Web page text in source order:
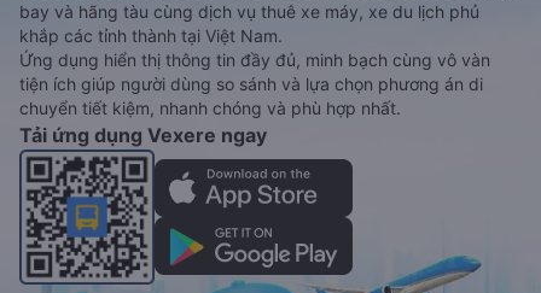
bay và hãng tàu cùng dịch vụ thuê xe máy, xe du lịch phủ
khắp các tỉnh thành tại Việt Nam.
Ứng dụng hiển thị thông tin đầy đủ, minh bạch cùng vô vàn
tiện ích giúp người dùng so sánh và lựa chọn phương án di
chuyển tiết kiệm, nhanh chóng và phù hợp nhất.
Tải ứng dụng Vexere ngay